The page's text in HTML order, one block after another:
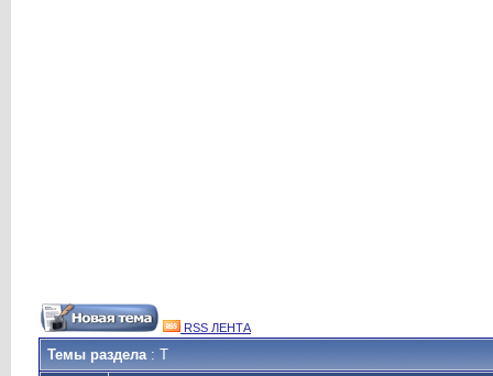
RSS ЛЕНТА
Темы раздела: Т